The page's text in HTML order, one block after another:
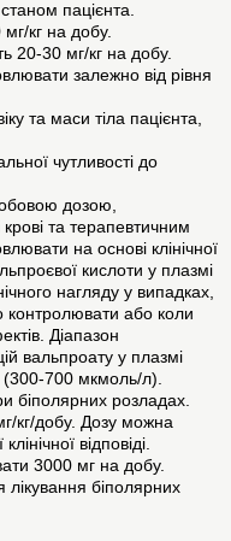
пацієнта.
кг на добу.
20-30 мг/кг на добу.
залежно від рівня
та маси тіла пацієнта,
чутливості до
дозою,
та терапевтичним
на основі клінічної
кислоти у плазмі
нагляду у випадках,
контролювати або коли
Діапазон
вальпроату у плазмі
(300-700 мкмоль/л).
біполярних розладах.
кг/добу. Дозу можна
відповіді.
3000 мг на добу.
біполярних